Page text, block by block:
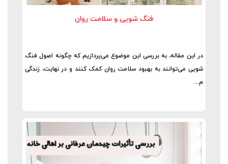
فنگ شویی و سلامت روان
در این مقاله، به بررسی این موضوع می‌پردازیم که چگونه اصول فنگ
شویی می‌توانند به بهبود سلامت روان کمک کنند و در نهایت، زندگی
م...